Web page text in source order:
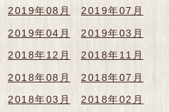
2019年08月
2019年07月
2019年04月
2019年03月
2018年12月
2018年11月
2018年08月
2018年07月
2018年03月
2018年02月